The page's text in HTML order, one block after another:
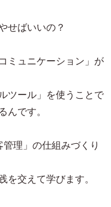
せばいいの？
ミュニケーション」が
ツール」を使うことで
んです。
理」の仕組みづくり
を交えて学びます。